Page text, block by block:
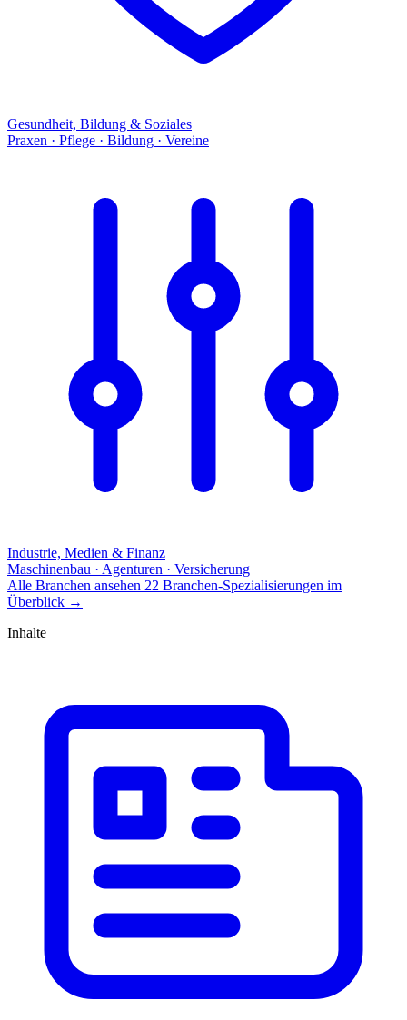
Gesundheit, Bildung & Soziales
Praxen · Pflege · Bildung · Vereine
Industrie, Medien & Finanz
Maschinenbau · Agenturen · Versicherung
Alle Branchen ansehen 22 Branchen-Spezialisierungen im
Überblick →
Inhalte